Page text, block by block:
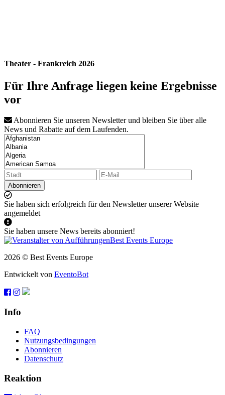
Theater - Frankreich 2026
Für Ihre Anfrage liegen keine Ergebnisse
vor
Abonnieren Sie unseren Newsletter und bleiben Sie über alle
News und Rabatte auf dem Laufenden.
Abonnieren
Sie haben sich erfolgreich für den Newsletter unserer Website
angemeldet
Sie haben unsere News bereits abonniert!
2026 © Best Events Europe
Entwickelt von EventoBot
Info
FAQ
Nutzungsbedingungen
Abonnieren
Datenschutz
Reaktion